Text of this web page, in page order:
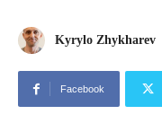
Kyrylo Zhykharev
Facebook